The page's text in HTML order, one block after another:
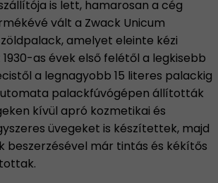
is lett, hamarosan a cég
vált a Zwack Unicum
amelyet eleinte kézi
1930-as évek első felétől a legkisebb
a legnagyobb 15 literes palackig
palackfúvógépen állították
kívül apró kozmetikai és
üvegeket is készítettek, majd
beszerzésével már tintás és kékítős